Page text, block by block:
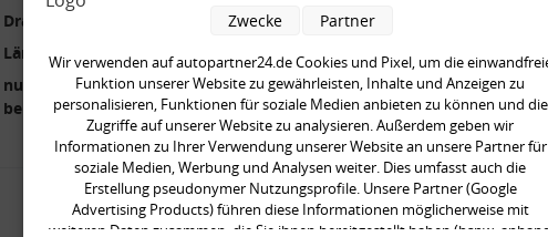
Drahtdurchmesser [mm]:
10,5 mm
Länge [mm]:
326 mm
nur paarweise austauschen:
benötigte Stückzahl:
2
Wir verwenden auf autopartner24.de Cookies und Pixel, um die
Funktion unserer Website zu gewährleisten, Inhalte und Anzeigen zu
personalisieren, Funktionen für soziale Medien anbieten zu können und die
Zugriffe auf unserer Website zu analysieren. Außerdem geben wir
Informationen zu Ihrer Verwendung unserer Website an unsere Partner für
soziale Medien, Werbung und Analysen weiter. Dies umfasst auch die
Erstellung pseudonymer Nutzungsprofile. Unsere Partner (Google
Advertising Products) führen diese Informationen möglicherweise mit
weiteren Daten zusammen, die Sie ihnen bereitgestellt haben (bspw.
Zwecke Partner